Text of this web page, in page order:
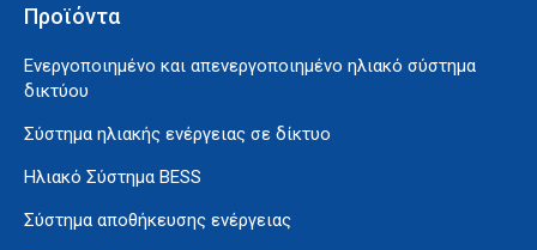
Προϊόντα
Ενεργοποιημένο και απενεργοποιημένο ηλιακό σύστημα
δικτύου
Σύστημα ηλιακής ενέργειας σε δίκτυο
Ηλιακό Σύστημα BESS
Σύστημα αποθήκευσης ενέργειας